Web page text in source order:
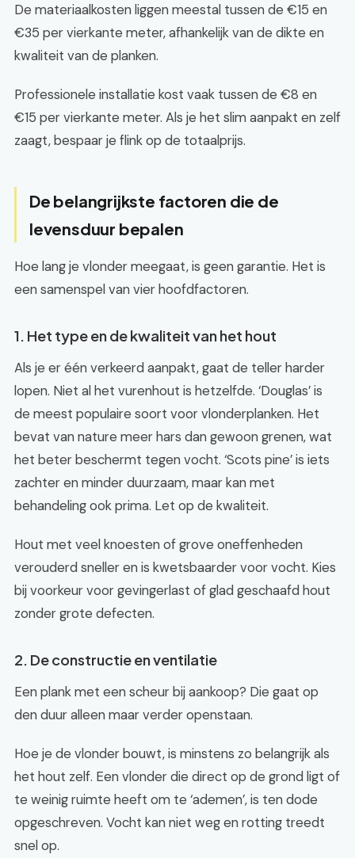
De materiaalkosten liggen meestal tussen de €15 en
€35 per vierkante meter, afhankelijk van de dikte en
kwaliteit van de planken.
Professionele installatie kost vaak tussen de €8 en
€15 per vierkante meter. Als je het slim aanpakt en zelf
zaagt, bespaar je flink op de totaalprijs.
De belangrijkste factoren die de
levensduur bepalen
Hoe lang je vlonder meegaat, is geen garantie. Het is
een samenspel van vier hoofdfactoren.
1. Het type en de kwaliteit van het hout
Als je er één verkeerd aanpakt, gaat de teller harder
lopen. Niet al het vurenhout is hetzelfde. ‘Douglas’ is
de meest populaire soort voor vlonderplanken. Het
bevat van nature meer hars dan gewoon grenen, wat
het beter beschermt tegen vocht. ‘Scots pine’ is iets
zachter en minder duurzaam, maar kan met
behandeling ook prima. Let op de kwaliteit.
Hout met veel knoesten of grove oneffenheden
verouderd sneller en is kwetsbaarder voor vocht. Kies
bij voorkeur voor gevingerlast of glad geschaafd hout
zonder grote defecten.
2. De constructie en ventilatie
Een plank met een scheur bij aankoop? Die gaat op
den duur alleen maar verder openstaan.
Hoe je de vlonder bouwt, is minstens zo belangrijk als
het hout zelf. Een vlonder die direct op de grond ligt of
te weinig ruimte heeft om te ‘ademen’, is ten dode
opgeschreven. Vocht kan niet weg en rotting treedt
snel op.